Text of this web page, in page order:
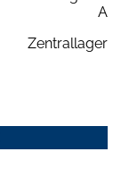
A
Zentrallager